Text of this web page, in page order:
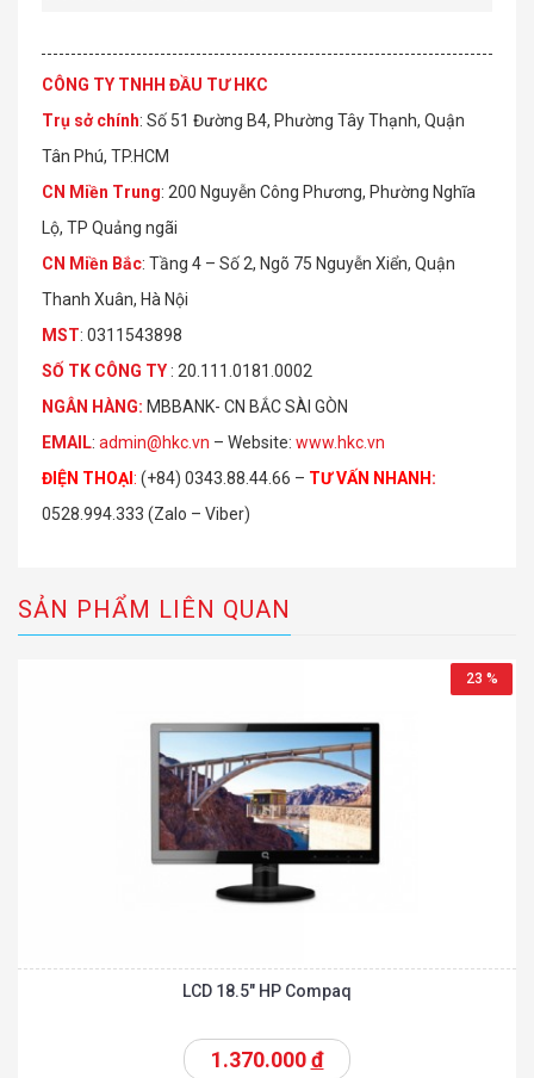
CÔNG TY TNHH ĐẦU TƯ HKC
Trụ sở chính: Số 51 Đường B4, Phường Tây Thạnh, Quận
Tân Phú, TP.HCM
CN Miền Trung: 200 Nguyễn Công Phương, Phường Nghĩa
Lộ, TP Quảng ngãi
CN Miền Bắc: Tầng 4 – Số 2, Ngõ 75 Nguyễn Xiển, Quận
Thanh Xuân, Hà Nội
MST: 0311543898
SỐ TK CÔ NG TY : 20.111.0181.0002
NGÂN HÀNG: MBBANK- CN BẮC SÀI GÒN
EMAIL: admin@hkc.vn – Website: www.hkc.vn
ĐIỆN THOẠI : (+84) 0343.88.44.66 – TƯ VẤN NHANH :
0528.994.333 (Zalo – Viber)
SẢN PHẨM LIÊN QUAN
23 %
LCD 18.5″ HP Compaq
1.370.000đ